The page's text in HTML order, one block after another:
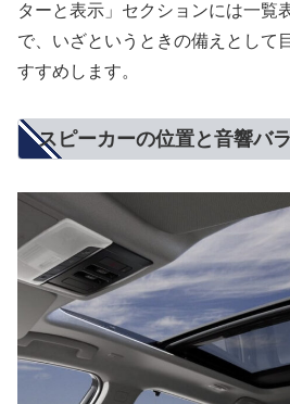
ターと表示」セクションには一覧
で、いざというときの備えとして
すすめします。
スピーカーの位置と音響バ